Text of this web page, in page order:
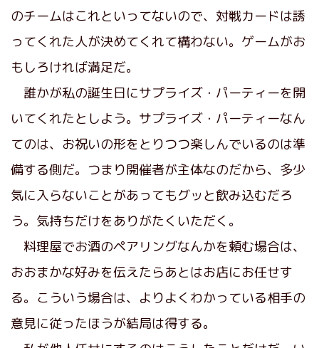
のチームはこれといってないので、対戦カードは誘
ってくれた人が決めてくれて構わない。ゲームがお
もしろければ満足だ。
誰かが私の誕生日にサプライズ・パーティーを開
いてくれたとしよう。サプライズ・パーティーなん
てのは、お祝いの形をとりつつ楽しんでいるのは準
備する側だ。つまり開催者が主体なのだから、多少
気に入らないことがあってもグッと飲み込むだろ
う。気持ちだけをありがたくいただく。
料理屋でお酒のペアリングなんかを頼む場合は、
おおまかな好みを伝えたらあとはお店にお任せす
る。こういう場合は、よりよくわかっている相手の
意見に従ったほうが結局は得する。